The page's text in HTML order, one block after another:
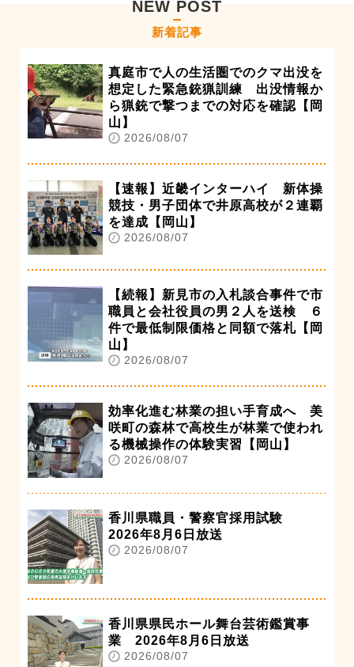
NEW POST
新着記事
真庭市で人の生活圏でのクマ出没を
想定した緊急銃猟訓練 出没情報か
ら猟銃で撃つまでの対応を確認【岡
山】
2026/08/07
【速報】近畿インターハイ 新体操
競技・男子団体で井原高校が２連覇
を達成【岡山】
2026/08/07
【続報】新見市の入札談合事件で市
職員と会社役員の男２人を送検 ６
件で最低制限価格と同額で落札【岡
山】
2026/08/07
効率化進む林業の担い手育成へ 美
咲町の森林で高校生が林業で使われ
る機械操作の体験実習【岡山】
2026/08/07
香川県職員・警察官採用試験
2026年8月6日放送
2026/08/07
香川県県民ホール舞台芸術鑑賞事
業 2026年8月6日放送
2026/08/07